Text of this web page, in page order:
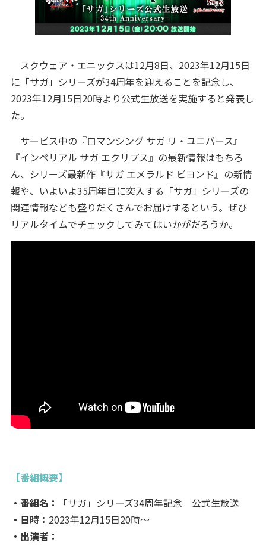
スクウェア・エニックスは12月8日、2023年12月15日
に「サガ」シリーズが34周年を迎えることを記念し、
2023年12月15日20時より公式生放送を実施すると発表し
た。
サービス中の『ロマンシング サガ リ・ユニバース』
『インペリアル サガ エクリプス』の最新情報はもちろ
ん、シリーズ最新作『サガ エメラルド ビヨンド』の新情
報や、いよいよ35周年目に突入する「サガ」シリーズの
関連情報なども盛りだくさんでお届けするという。ぜひ
リアルタイムでチェックしてみてはいかがだろうか。
【番組概要】
・番組名：
「サガ」シリーズ34周年記念 公式生放送
・日時： 2023年12月15日20時～
・出演者：